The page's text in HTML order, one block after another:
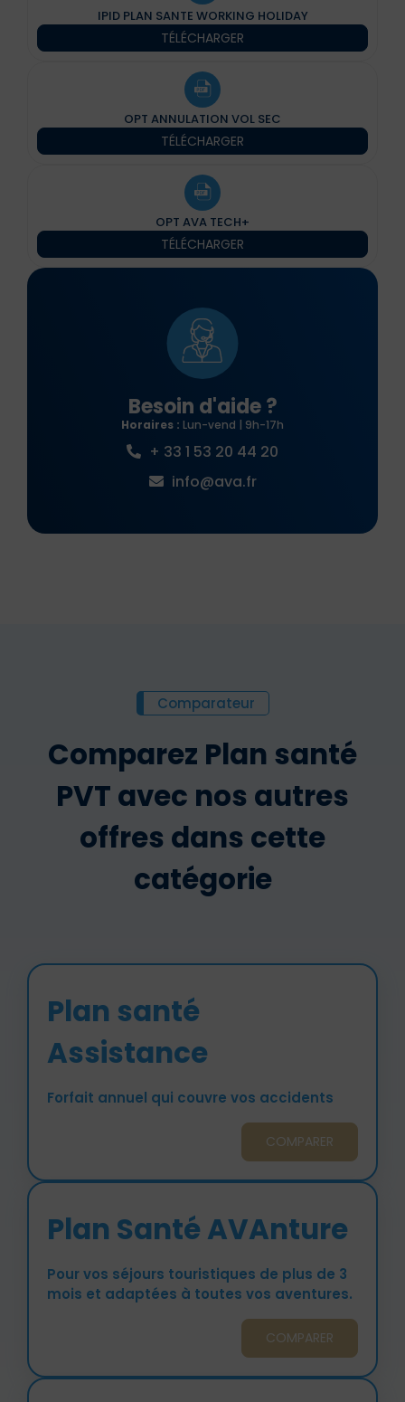
IPID PLAN SANTE WORKING HOLIDAY
TÉLÉCHARGER
OPT ANNULATION VOL SEC
TÉLÉCHARGER
OPT AVA TECH+
TÉLÉCHARGER
Besoin d'aide ?
Horaires : Lun-vend | 9h-17h
+ 33 1 53 20 44 20
info@ava.fr
Comparateur
Comparez Plan santé
PVT avec nos autres
offres dans cette
catégorie
Plan santé
Assistance
Forfait annuel qui couvre vos accidents
COMPARER
Plan Santé AVAnture
Pour vos séjours touristiques de plus de 3
mois et adaptées à toutes vos aventures.
COMPARER